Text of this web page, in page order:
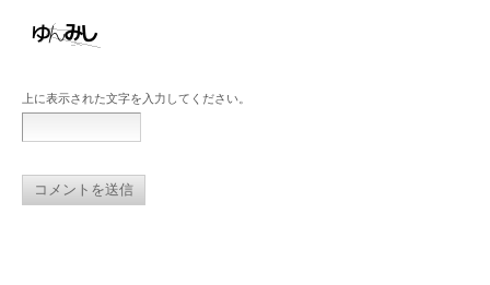
上に表示された文字を入力してください。